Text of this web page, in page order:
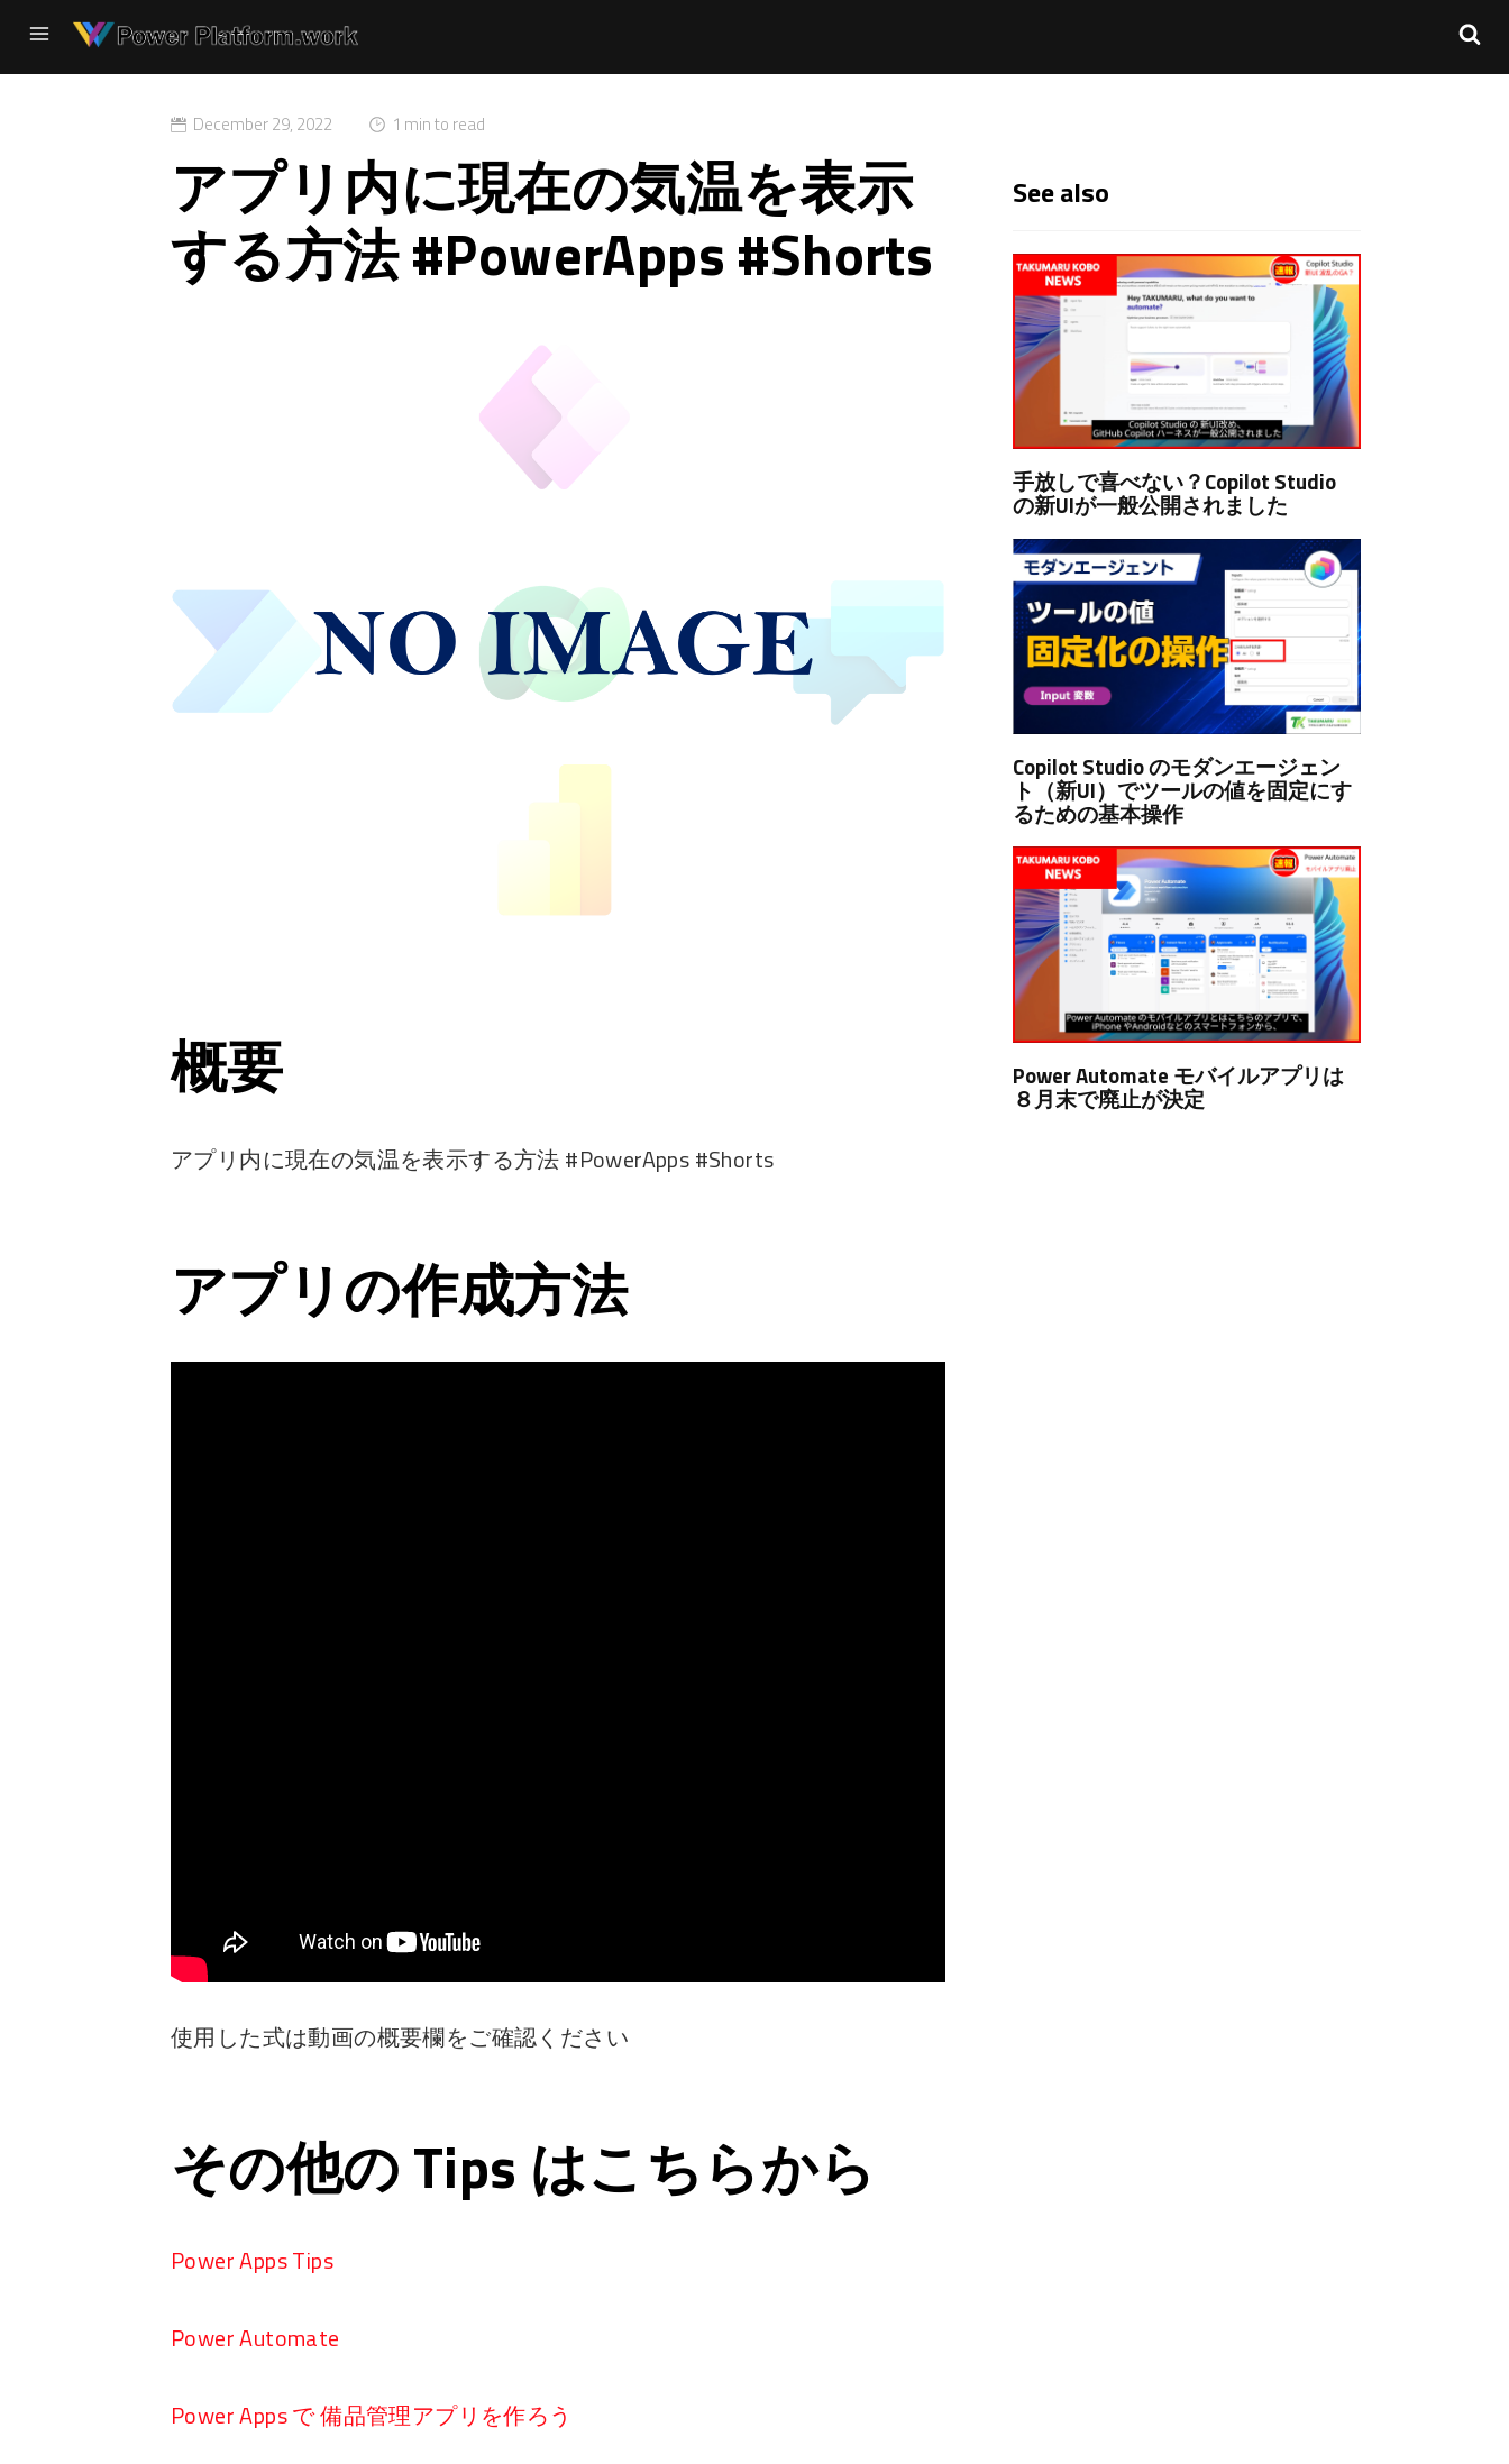
December 29, 2022 1 min to read
アプリ内に現在の気温を表示
する方法 #PowerApps #Shorts
概要
アプリ内に現在の気温を表示する方法 #PowerApps #Shorts
アプリの作成方法
使用した式は動画の概要欄をご確認ください
その他の Tips はこちらから
Power Apps Tips
Power Automate
Power Apps で 備品管理アプリを作ろう
See also
手放しで喜べない？Copilot Studio
の新UIが一般公開されました
Copilot Studio のモダンエージェン
ト（新UI）でツールの値を固定にす
るための基本操作
Power Automate モバイルアプリは
８月末で廃止が決定